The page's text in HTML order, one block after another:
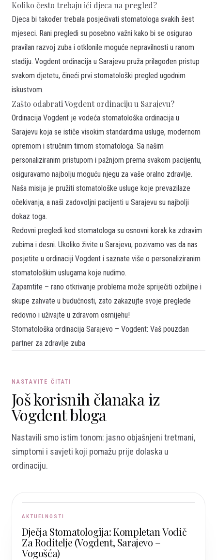
Koliko često trebaju ići djeca na pregled?
Djeca bi također trebala posjećivati stomatologa svakih šest
mjeseci. Rani pregledi su posebno važni kako bi se osigurao
pravilan razvoj zuba i otklonile moguće nepravilnosti u ranom
stadiju. Vogdent ordinacija u Sarajevu pruža prilagođen pristup
svakom djetetu, čineći prvi stomatološki pregled ugodnim
iskustvom.
Zašto odabrati Vogdent ordinaciju u Sarajevu?
Ordinacija Vogdent je vodeća stomatološka ordinacija u
Sarajevu koja se ističe visokim standardima usluge, modernom
opremom i stručnim timom stomatologa. Sa našim
personaliziranim pristupom i pažnjom prema svakom pacijentu,
osiguravamo najbolju moguću njegu za vaše oralno zdravlje.
Naša misija je pružiti stomatološke usluge koje prevazilaze
očekivanja, a naši zadovoljni pacijenti u Sarajevu su najbolji
dokaz toga.
Redovni pregledi kod stomatologa su osnovni korak ka zdravim
zubima i desni. Ukoliko živite u Sarajevu, pozivamo vas da nas
posjetite u ordinaciji Vogdent i saznate više o personaliziranim
stomatološkim uslugama koje nudimo.
Zapamtite – rano otkrivanje problema može spriječiti ozbiljne i
skupe zahvate u budućnosti, zato zakazujte svoje preglede
redovno i uživajte u zdravom osmijehu!
Stomatološka ordinacija Sarajevo – Vogdent: Vaš pouzdan
partner za zdravlje zuba
NASTAVITE ČITATI
Još korisnih članaka iz
Vogdent bloga
Nastavili smo istim tonom: jasno objašnjeni tretmani,
simptomi i savjeti koji pomažu prije dolaska u
ordinaciju.
AKTUELNOSTI
Dječja Stomatologija: Kompletan Vodič
Za Roditelje (Vogdent, Sarajevo –
Vogošća)